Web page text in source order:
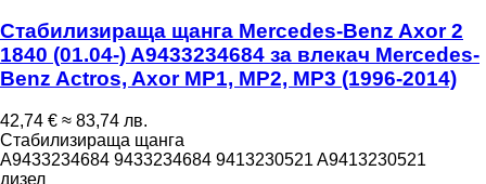
Стабилизираща щанга Mercedes-Benz Axor 2
1840 (01.04-) A9433234684 за влекач Mercedes-
Benz Actros, Axor MP1, MP2, MP3 (1996-2014)
42,74 € ≈ 83,74 лв.
Стабилизираща щанга
A9433234684 9433234684 9413230521 A9413230521
дизел